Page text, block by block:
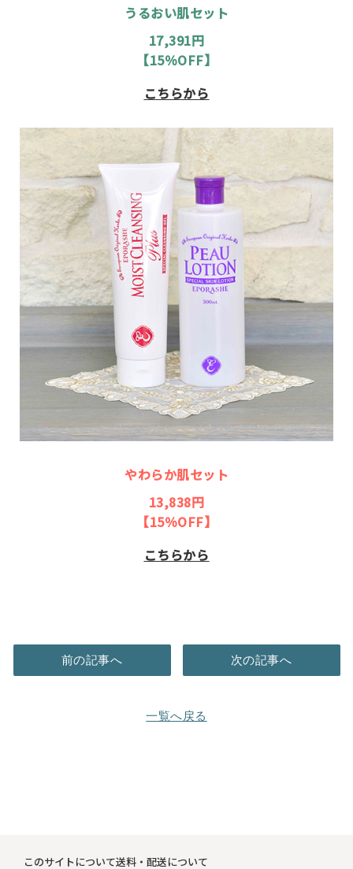
うるおい肌セット
17,391円
【15％OFF】
こちらから
やわらか肌セット
13,838円
【15％OFF】
こちらから
前の記事へ
一覧へ戻る
次の記事へ
このサイトについて送料・配送について